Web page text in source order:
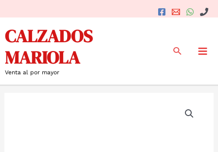
al
contenido
CALZADOS
MARIOLA
Venta al por mayor
Buscar